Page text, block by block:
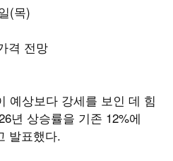
(목)
격 전망
예상보다 강세를 보인 데 힘
년 상승률을 기존 12%에
발표했다.